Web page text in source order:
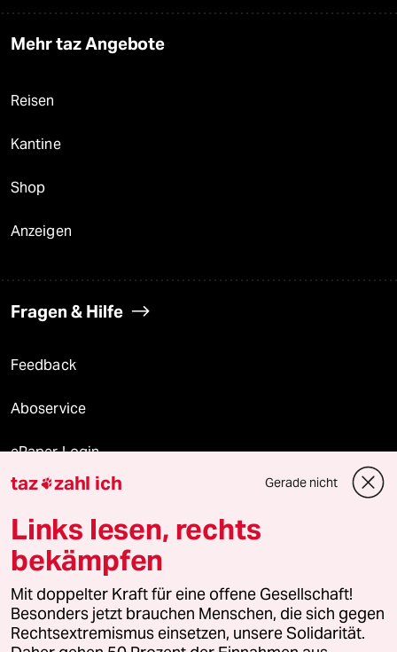
Mehr taz Angebote
Reisen
Kantine
Shop
Anzeigen
Fragen & Hilfe
Feedback
Aboservice
ePaper Login
Downloads für Abonnierende
© 2026 taz Verlags und Vertriebs GmbH
Alle Rechte vorbehalten. Bei rechtlichen Fragen oder für Genehmigungen
wenden Sie sich bitte an
lizenzen@taz.de
taz zahl ich Gerade nicht
Links lesen, rechts
bekämpfen
Mit doppelter Kraft für eine offene Gesellschaft!
Besonders jetzt brauchen Menschen, die sich gegen
Rechtsextremismus einsetzen, unsere Solidarität.